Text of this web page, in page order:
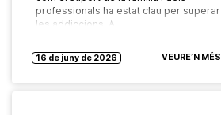
professionals ha estat clau per superar
les addiccions. A…
16 de juny de 2026 VEURE’N MÉS